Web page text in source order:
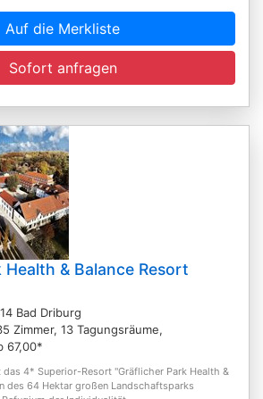
Auf die Merkliste
Sofort anfragen
Health & Balance Resort
Bad Driburg
Zimmer, 13 Tagungsräume,
67,00*
4* Superior-Resort "Gräflicher Park Health &
des 64 Hektar großen Landschaftsparks